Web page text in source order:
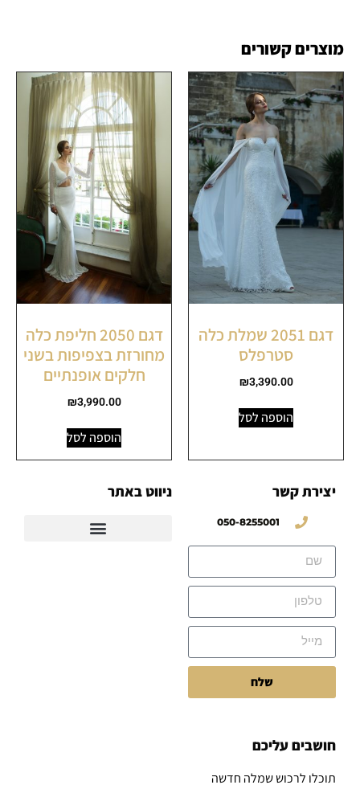
מוצרים קשורים
דגם 2051 שמלת כלה
סטרפלס
₪3,390.00
הוספה לסל
דגם 2050 חליפת כלה
מחורזת בצפיפות בשני
חלקים אופנתיים
₪3,990.00
הוספה לסל
יצירת קשר
050-8255001
שלח
ניווט באתר
חושבים עליכם
תוכלו לרכוש שמלה חדשה